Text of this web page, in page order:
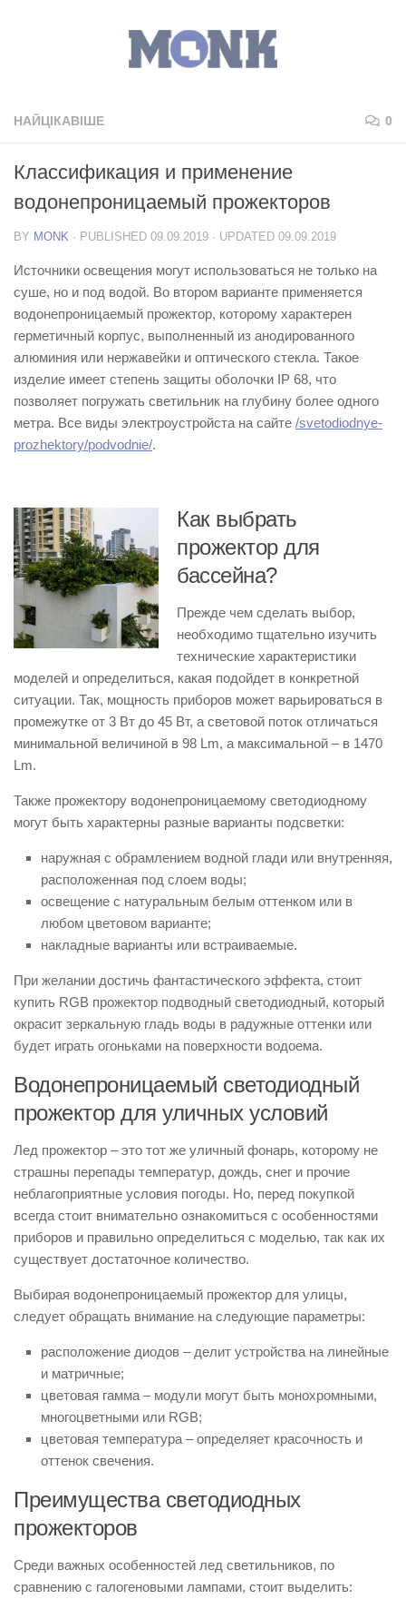
НАЙЦІКАВІШЕ 0
Классификация и применение
водонепроницаемый прожекторов
BY MONK · PUBLISHED 09.09.2019 · UPDATED 09.09.2019
Источники освещения могут использоваться не только на
суше, но и под водой. Во втором варианте применяется
водонепроницаемый прожектор, которому характерен
герметичный корпус, выполненный из анодированного
алюминия или нержавейки и оптического стекла. Такое
изделие имеет степень защиты оболочки IP 68, что
позволяет погружать светильник на глубину более одного
метра. Все виды электроустройста на сайте /svetodiodnye-
prozhektory/podvodnie/.
Как выбрать
прожектор для
бассейна?
Прежде чем сделать выбор,
необходимо тщательно изучить
технические характеристики
моделей и определиться, какая подойдет в конкретной
ситуации. Так, мощность приборов может варьироваться в
промежутке от 3 Вт до 45 Вт, а световой поток отличаться
минимальной величиной в 98 Lm, а максимальной – в 1470
Lm.
Также прожектору водонепроницаемому светодиодному
могут быть характерны разные варианты подсветки:
наружная с обрамлением водной глади или внутренняя,
расположенная под слоем воды;
освещение с натуральным белым оттенком или в
любом цветовом варианте;
накладные варианты или встраиваемые.
При желании достичь фантастического эффекта, стоит
купить RGB прожектор подводный светодиодный, который
окрасит зеркальную гладь воды в радужные оттенки или
будет играть огоньками на поверхности водоема.
Водонепроницаемый светодиодный
прожектор для уличных условий
Лед прожектор – это тот же уличный фонарь, которому не
страшны перепады температур, дождь, снег и прочие
неблагоприятные условия погоды. Но, перед покупкой
всегда стоит внимательно ознакомиться с особенностями
приборов и правильно определиться с моделью, так как их
существует достаточное количество.
Выбирая водонепроницаемый прожектор для улицы,
следует обращать внимание на следующие параметры:
расположение диодов – делит устройства на линейные
и матричные;
цветовая гамма – модули могут быть монохромными,
многоцветными или RGB;
цветовая температура – определяет красочность и
оттенок свечения.
Преимущества светодиодных
прожекторов
Среди важных особенностей лед светильников, по
сравнению с галогеновыми лампами, стоит выделить: